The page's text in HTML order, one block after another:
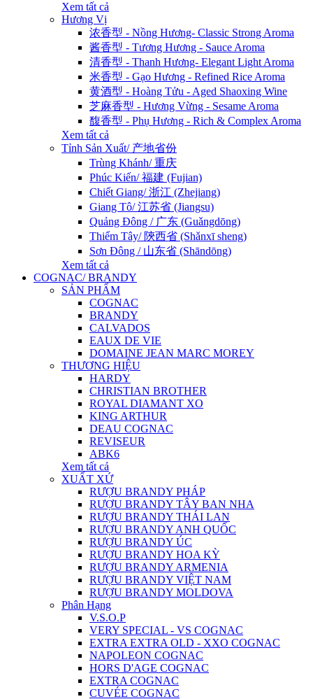
Xem tất cả
Hương Vị
浓香型 - Nồng Hương- Classic Strong Aroma
酱香型 - Tương Hương - Sauce Aroma
清香型 - Thanh Hương- Elegant Light Aroma
米香型 - Gạo Hương - Refined Rice Aroma
黄酒型 - Hoàng Tửu - Aged Shaoxing Wine
芝麻香型 - Hương Vừng - Sesame Aroma
馥香型 - Phụ Hương - Rich & Complex Aroma
Xem tất cả
Tỉnh Sản Xuất/ 产地省份
Trùng Khánh/ 重庆
Phúc Kiến/ 福建 (Fujian)
Chiết Giang/ 浙江 (Zhejiang)
Giang Tô/ 江苏省 (Jiangsu)
Quảng Đông / 广东 (Guǎngdōng)
Thiểm Tây/ 陝西省 (Shǎnxī sheng)
Sơn Đông / 山东省 (Shāndōng)
Xem tất cả
COGNAC/ BRANDY
SẢN PHẨM
COGNAC
BRANDY
CALVADOS
EAUX DE VIE
DOMAINE JEAN MARC MOREY
THƯƠNG HIỆU
HARDY
CHRISTIAN BROTHER
ROYAL DIAMANT XO
KING ARTHUR
DEAU COGNAC
REVISEUR
ABK6
Xem tất cả
XUẤT XỨ
RƯỢU BRANDY PHÁP
RƯỢU BRANDY TÂY BAN NHA
RƯỢU BRANDY THÁI LAN
RƯỢU BRANDY ANH QUỐC
RƯỢU BRANDY ÚC
RƯỢU BRANDY HOA KỲ
RƯỢU BRANDY ARMENIA
RƯỢU BRANDY VIỆT NAM
RƯỢU BRANDY MOLDOVA
Phân Hạng
V.S.O.P
VERY SPECIAL - VS COGNAC
EXTRA EXTRA OLD - XXO COGNAC
NAPOLEON COGNAC
HORS D'AGE COGNAC
EXTRA COGNAC
CUVÉE COGNAC